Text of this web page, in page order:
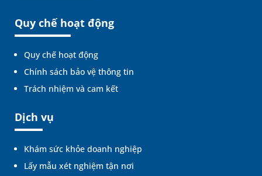
Quy chế hoạt động
Quy chế hoạt động
Chính sách bảo vệ thông tin
Trách nhiệm và cam kết
Dịch vụ
Khám sức khỏe doanh nghiệp
Lấy mẫu xét nghiệm tận nơi